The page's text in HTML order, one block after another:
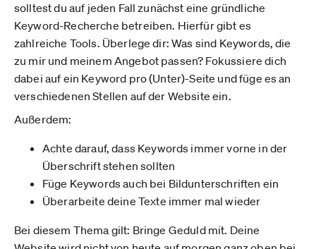
solltest du auf jeden Fall zunächst eine gründliche
Keyword-Recherche betreiben. Hierfür gibt es
zahlreiche Tools. Überlege dir: Was sind Keywords, die
zu mir und meinem Angebot passen? Fokussiere dich
dabei auf ein Keyword pro (Unter)-Seite und füge es an
verschiedenen Stellen auf der Website ein.
Außerdem:
Achte darauf, dass Keywords immer vorne in der
Überschrift stehen sollten
Füge Keywords auch bei Bildunterschriften ein
Überarbeite deine Texte immer mal wieder
Bei diesem Thema gilt: Bringe Geduld mit. Deine